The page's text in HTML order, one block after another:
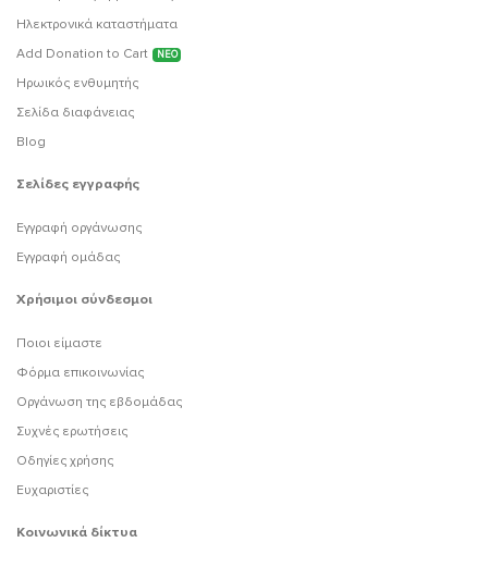
Ηλεκτρονικά καταστήματα
Add Donation to Cart
ΝΕΟ
Ηρωικός ενθυμητής
Σελίδα διαφάνειας
Blog
Σελίδες εγγραφής
Εγγραφή οργάνωσης
Εγγραφή ομάδας
Χρήσιμοι σύνδεσμοι
Ποιοι είμαστε
Φόρμα επικοινωνίας
Οργάνωση της εβδομάδας
Συχνές ερωτήσεις
Οδηγίες χρήσης
Ευχαριστίες
Κοινωνικά δίκτυα